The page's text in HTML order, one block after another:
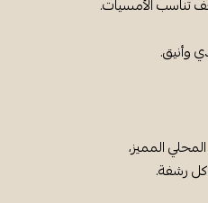
تناسب الأمسيات.
وأنيق.
المميز،
كل رشفة.